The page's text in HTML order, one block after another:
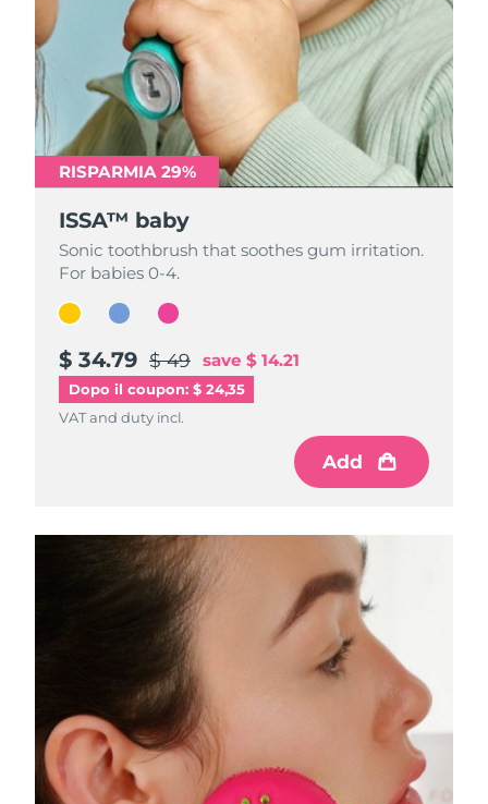
RISPARMIA 29%
ISSA™ baby
Sonic toothbrush that soothes gum irritation.
For babies 0-4.
$ 34.79 $ 49 save $ 14.21
Dopo il coupon: $ 24,35
VAT and duty incl.
Add
RISPARMIA 29%
ISSA™ baby
Sonic toothbrush that soothes gum irritation.
For babies 0-4.
$ 34.79 $ 49 save $ 14.21
VAT and duty incl.
Add
RISPARMIA 29%
ISSA™ baby
Sonic toothbrush that soothes gum irritation.
For babies 0-4.
$ 34.79 $ 49 save $ 14.21
VAT and duty incl.
Add